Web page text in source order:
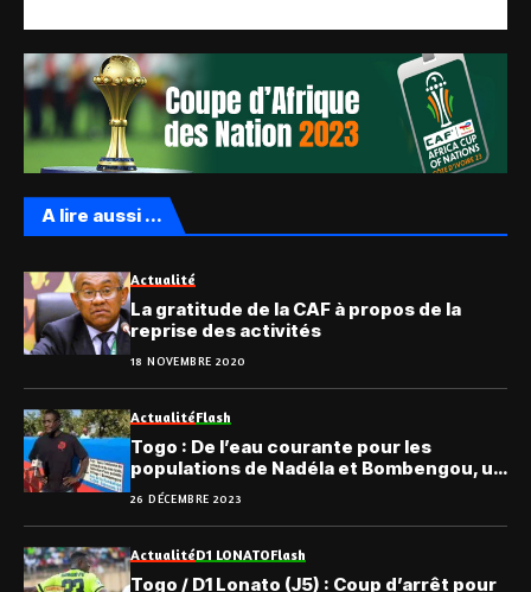
A lire aussi ...
Actualité
La gratitude de la CAF à propos de la
reprise des activités
18 NOVEMBRE 2020
ActualitéFlash
Togo : De l’eau courante pour les
populations de Nadéla et Bombengou, un
don de Djene Dakonam
26 DÉCEMBRE 2023
ActualitéD1 LONATOFlash
Togo / D1 Lonato (J5) : Coup d’arrêt pour